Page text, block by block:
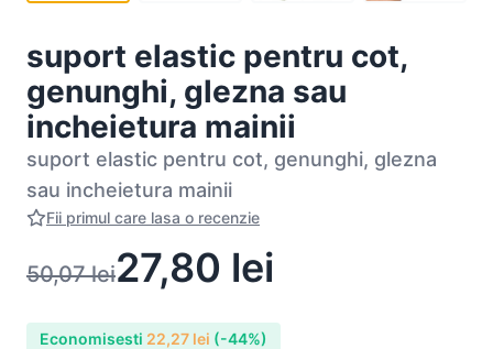
suport elastic pentru cot,
genunghi, glezna sau
incheietura mainii
suport elastic pentru cot, genunghi, glezna
sau incheietura mainii
Fii primul care lasa o recenzie
50,07lei27,80 lei
Economisesti 22,27 lei (-44%)